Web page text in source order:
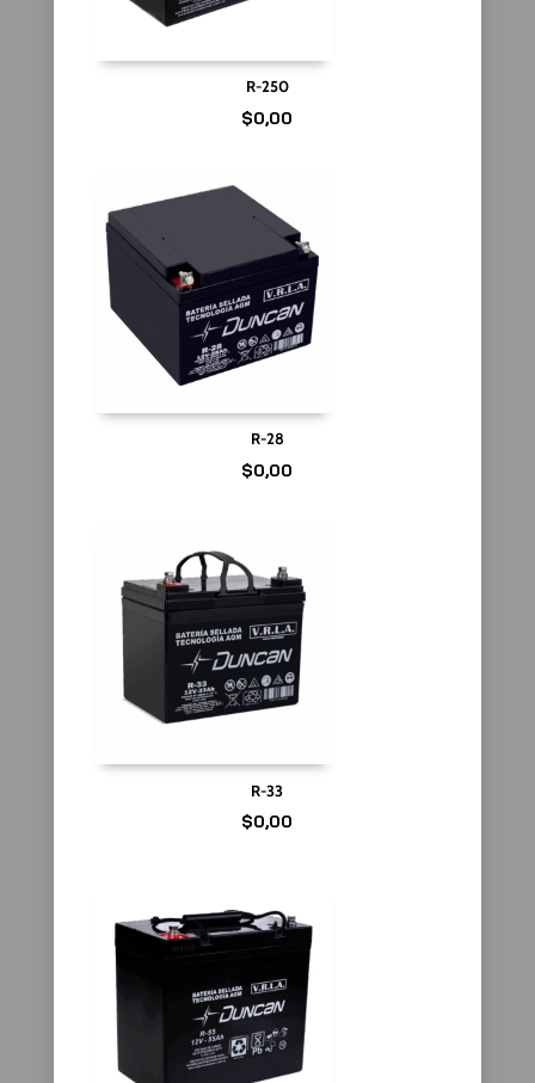
R-250
$0,00
R-28
$0,00
R-33
$0,00